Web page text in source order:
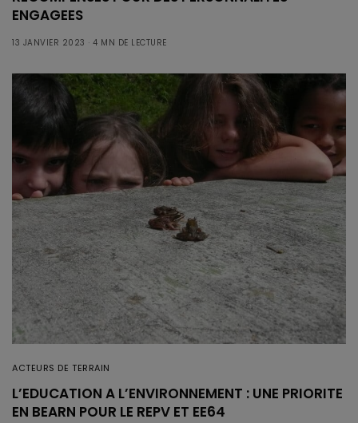
ENGAGEES
13 JANVIER 2023 4 MN DE LECTURE
ACTEURS DE TERRAIN
L’EDUCATION A L’ENVIRONNEMENT : UNE PRIORITE
EN BEARN POUR LE REPV ET EE64